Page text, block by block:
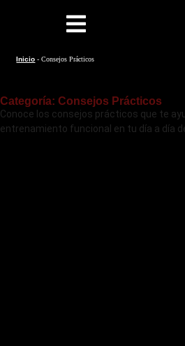
Inicio -Consejos Prácticos
Categoría: Consejos Prácticos
Conoce los consejos prácticos que te
entrenamiento funcional en tu día a día